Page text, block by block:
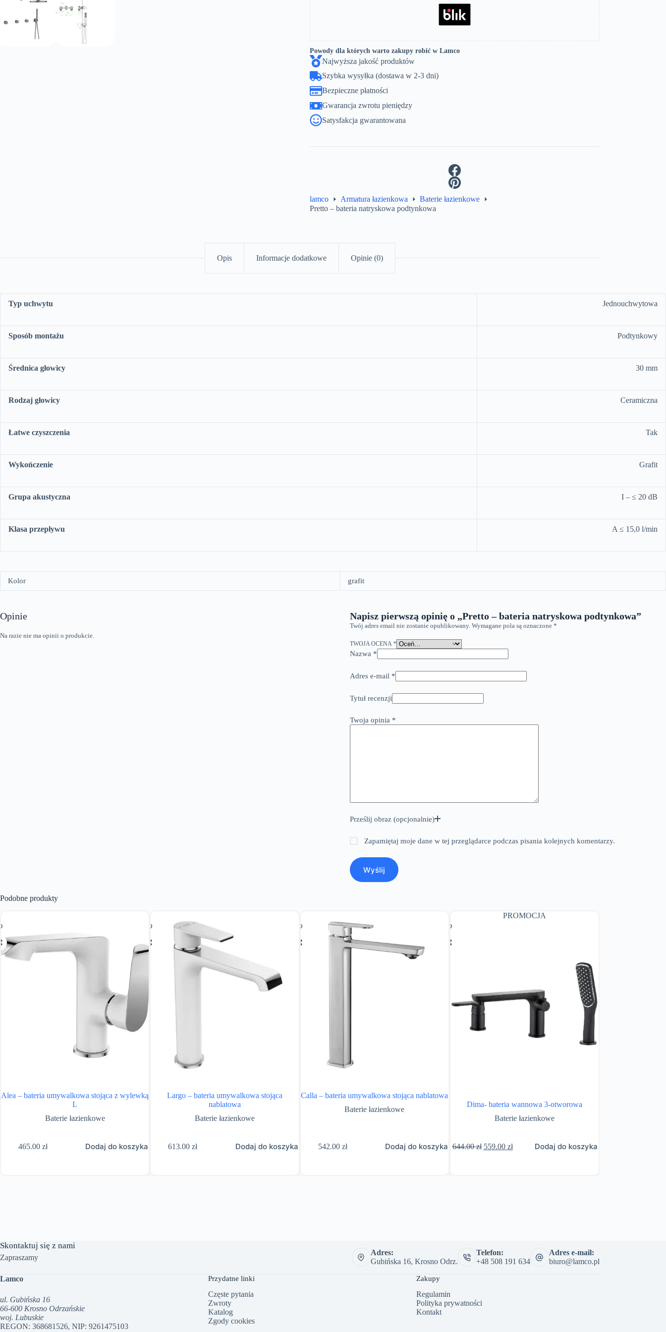
Powody dla których warto zakupy robić w Lamco
Najwyższa jakość produktów
Szybka wysyłka (dostawa w 2-3 dni)
Bezpieczne płatności
Gwarancja zwrotu pieniędzy
Satysfakcja gwarantowana
lamco Armatura łazienkowa
Baterie łazienkowe
Pretto – bateria natryskowa podtynkowa
Opis Informacje dodatkowe Opinie (0)
Typ uchwytu Jednouchwytowa
Sposób montażu Podtynkowy
Średnica głowicy 30 mm
Rodzaj głowicy Ceramiczna
Łatwe czyszczenia Tak
Wykończenie Grafit
Grupa akustyczna I – ≤ 20 dB
Klasa przepływu A ≤ 15,0 l/min
Kolor grafit
Opinie
Na razie nie ma opinii o produkcie.
Napisz pierwszą opinię o „Pretto – bateria natryskowa podtynkowa”
Twój adres email nie zostanie opublikowany. Wymagane pola są oznaczone *
TWOJA OCENA *
Nazwa *
Adres e-mail *
Tytuł recenzji
Twoja opinia *
Prześlij obraz (opcjonalnie)
Zapamiętaj moje dane w tej przeglądarce podczas pisania kolejnych komentarzy.
Wyślij
Podobne produkty
Alea – bateria umywalkowa stojąca z wylewką
L
Baterie łazienkowe
465.00zł Dodaj do koszyka
Largo – bateria umywalkowa stojąca
nablatowa
Baterie łazienkowe
613.00zł Dodaj do koszyka
Calla – bateria umywalkowa stojąca nablatowa
Baterie łazienkowe
542.00 zł Dodaj do koszyka
PROMOCJA
Dima- bateria wannowa 3-otworowa
Baterie łazienkowe
644.00zł Pierwotna
559.00 złAktualnaDodaj do koszyka
Skontaktuj się z nami
Zapraszamy
Adres:
Gubińska 16, Krosno Odrz.
Telefon:
+48 508 191 634
Adres e-mail:
biuro@lamco.pl
Lamco
ul. Gubińska 16
66-600 Krosno Odrzańskie
woj. Lubuskie
REGON: 368681526, NIP: 9261475103
Przydatne linki
Częste pytania
Zwroty
Katalog
Zgody cookies
Zakupy
Regulamin
Polityka prywatności
Kontakt